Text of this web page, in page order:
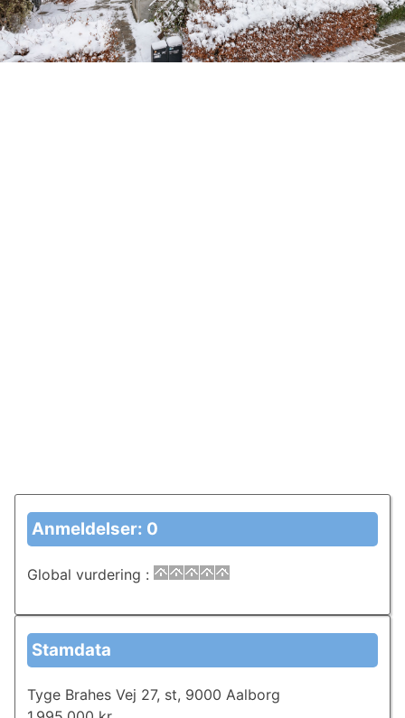
Anmeldelser: 0
Global vurdering :
Stamdata
Tyge Brahes Vej 27, st, 9000 Aalborg